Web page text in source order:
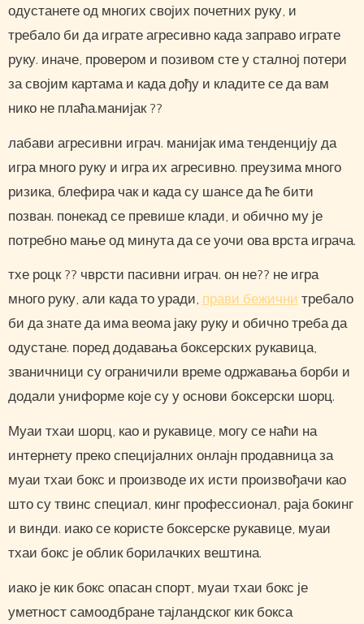
одустанете од многих својих почетних руку, и
требало би да играте агресивно када заправо играте
руку. иначе, провером и позивом сте у сталној потери
за својим картама и када дођу и кладите се да вам
нико не плаћа.манијак ??
лабави агресивни играч. манијак има тенденцију да
игра много руку и игра их агресивно. преузима много
ризика, блефира чак и када су шансе да ће бити
позван. понекад се превише клади, и обично му је
потребно мање од минута да се уочи ова врста играча.
тхе роцк ?? чврсти пасивни играч. он не?? не игра
много руку, али када то уради, прави бежични требало
би да знате да има веома јаку руку и обично треба да
одустане. поред додавања боксерских рукавица,
званичници су ограничили време одржавања борби и
додали униформе које су у основи боксерски шорц.
Муаи тхаи шорц, као и рукавице, могу се наћи на
интернету преко специјалних онлајн продавница за
муаи тхаи бокс и производе их исти произвођачи као
што су твинс специал, кинг профессионал, раја бокинг
и винди. иако се користе боксерске рукавице, муаи
тхаи бокс је облик борилачких вештина.
иако је кик бокс опасан спорт, муаи тхаи бокс је
уметност самоодбране тајландског кик бокса